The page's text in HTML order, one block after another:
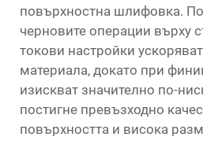
повърхностна шлифовка.
черновите операции върху
токови настройки
материала, докато при
изискват значително по-
постигне превъзходно
повърхността и висока